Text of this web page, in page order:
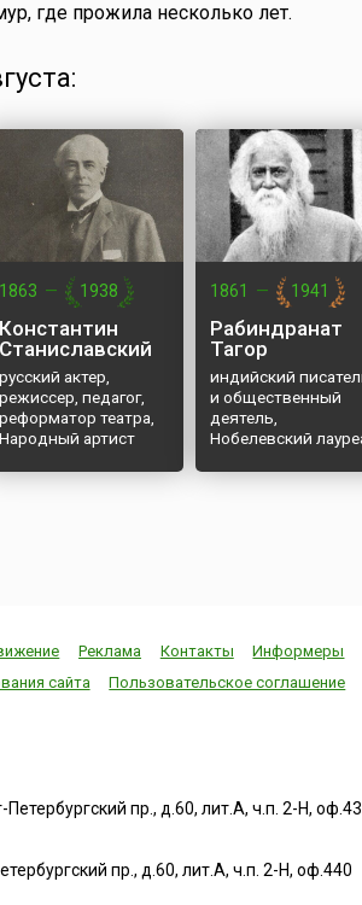
где прожила несколько лет.
1863 — 1938
Константин
Станиславский
русский актер,
режиссер, педагог,
реформатор театра,
Народный артист
1861 — 1941
Рабиндранат
Тагор
индийский
и общественный
деятель,
Нобелевский
Реклама Контакты
Информеры
сайта
Пользовательское соглашение
пр., д.60, лит.А, ч.п. 2-Н,
пр., д.60, лит.А, ч.п. 2-Н, оф.440